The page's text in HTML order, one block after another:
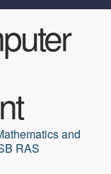
and
RAS